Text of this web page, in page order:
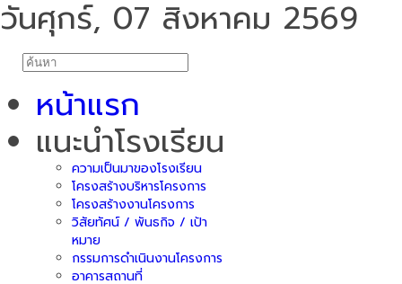
วันศุกร์, 07 สิงหาคม 2569
หน้าแรก
แนะนำโรงเรียน
ความเป็นมาของโรงเรียน
โครงสร้างบริหารโครงการ
โครงสร้างงานโครงการ
วิสัยทัศน์ / พันธกิจ / เป้า
หมาย
กรรมการดำเนินงานโครงการ
อาคารสถานที่